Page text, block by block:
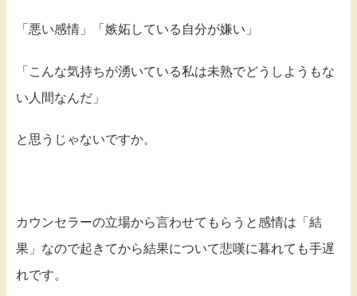
「悪い感情」「嫉妬している自分が嫌い」
「こんな気持ちが湧いている私は未熟でどうしようもな
い人間なんだ」
と思うじゃないですか。
カウンセラーの立場から言わせてもらうと感情は「結
果」なので起きてから結果について悲嘆に暮れても手遅
れです。